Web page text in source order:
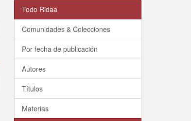
Todo Ridaa
Comunidades & Colecciones
Por fecha de publicación
Autores
Títulos
Materias